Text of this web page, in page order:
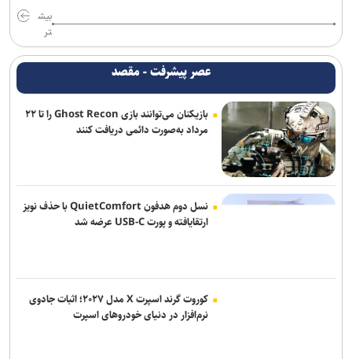
نامزدی بهترین فیلم و بازیگری «دوچرخه آبی» در ۲ جشنواره جهانی/
نمایش فیلم در ۳ جشنواره دیگر
دور دوم اجرای کمدی «سندباد و فیروز» در خانه نمایش مهرگان
کتاب «گاهِ گم‌شدگان» رونمایی شد/روایت‌های از تجربه‌های شخصی و
متفاوت مواجهه با امام رضا (ع)
بیش
تر
عصر پیشرفت - مقصد
بازیکنان می‌توانند بازی Ghost Recon را تا ۲۲
مرداد به‌صورت دائمی دریافت کنند
نسل دوم هدفون QuietComfort با حذف نویز
ارتقایافته و پورت USB-C عرضه شد
کوروت گرند اسپرت X مدل ۲۰۲۷؛ اثبات جادوی
نرم‌افزار در دنیای خودروهای اسپرت